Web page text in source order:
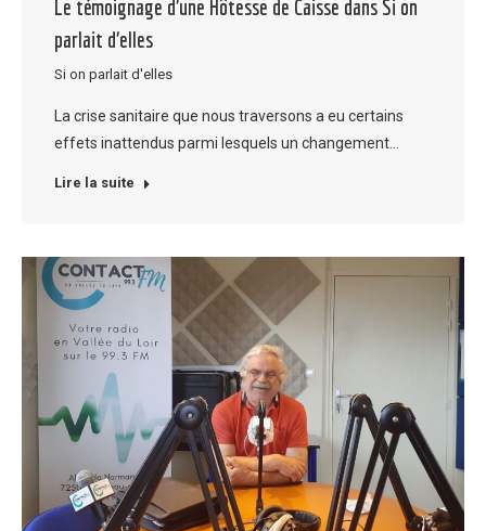
Le témoignage d’une Hôtesse de Caisse dans Si on
parlait d’elles
Si on parlait d'elles
La crise sanitaire que nous traversons a eu certains
effets inattendus parmi lesquels un changement…
Lire la suite